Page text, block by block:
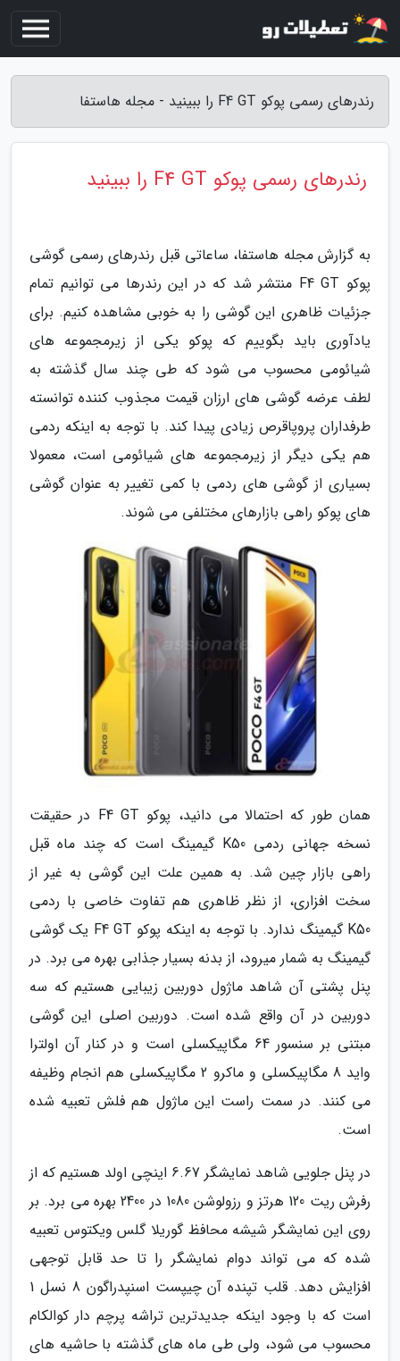
رندرهای رسمی پوکو F4 GT را ببینید - مجله هاستفا
رندرهای رسمی پوکو F4 GT را ببینید
به گزارش مجله هاستفا، ساعاتی قبل رندرهای رسمی گوشی
پوکو F4 GT منتشر شد که در این رندرها می توانیم تمام
جزئیات ظاهری این گوشی را به خوبی مشاهده کنیم. برای
یادآوری باید بگوییم که پوکو یکی از زیرمجموعه های
شیائومی محسوب می شود که طی چند سال گذشته به
لطف عرضه گوشی های ارزان قیمت مجذوب کننده توانسته
طرفداران پروپاقرص زیادی پیدا کند. با توجه به اینکه ردمی
هم یکی دیگر از زیرمجموعه های شیائومی است، معمولا
بسیاری از گوشی های ردمی با کمی تغییر به عنوان گوشی
های پوکو راهی بازارهای مختلفی می شوند.
همان طور که احتمالا می دانید، پوکو F4 GT در حقیقت
نسخه جهانی ردمی K50 گیمینگ است که چند ماه قبل
راهی بازار چین شد. به همین علت این گوشی به غیر از
سخت افزاری، از نظر ظاهری هم تفاوت خاصی با ردمی
K50 گیمینگ ندارد. با توجه به اینکه پوکو F4 GT یک گوشی
گیمینگ به شمار میرود، از بدنه بسیار جذابی بهره می برد. در
پنل پشتی آن شاهد ماژول دوربین زیبایی هستیم که سه
دوربین در آن واقع شده است. دوربین اصلی این گوشی
مبتنی بر سنسور 64 مگاپیکسلی است و در کنار آن اولترا
واید 8 مگاپیکسلی و ماکرو 2 مگاپیکسلی هم انجام وظیفه
می کنند. در سمت راست این ماژول هم فلش تعبیه شده
است.
در پنل جلویی شاهد نمایشگر 6.67 اینچی اولد هستیم که از
رفرش ریت 120 هرتز و رزولوشن 1080 در 2400 بهره می برد. بر
روی این نمایشگر شیشه محافظ گوریلا گلس ویکتوس تعبیه
شده که می تواند دوام نمایشگر را تا حد قابل توجهی
افزایش دهد. قلب تپنده آن چیپست اسنپدراگون 8 نسل 1
است که با وجود اینکه جدیدترین تراشه پرچم دار کوالکام
محسوب می شود، ولی طی ماه های گذشته با حاشیه های